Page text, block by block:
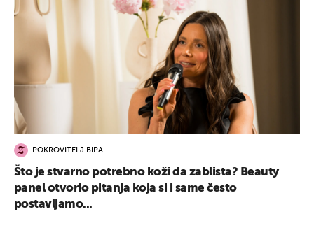
POKROVITELJ BIPA
Što je stvarno potrebno koži da zablista? Beauty
panel otvorio pitanja koja si i same često
postavljamo...